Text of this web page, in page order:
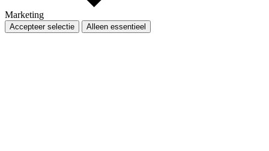
Marketing
Accepteer selectie Alleen essentieel